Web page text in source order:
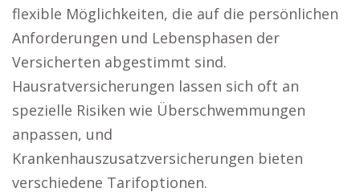
flexible Möglichkeiten, die auf die persönlichen
Anforderungen und Lebensphasen der
Versicherten abgestimmt sind.
Hausratversicherungen lassen sich oft an
spezielle Risiken wie Überschwemmungen
anpassen, und
Krankenhauszusatzversicherungen bieten
verschiedene Tarifoptionen.